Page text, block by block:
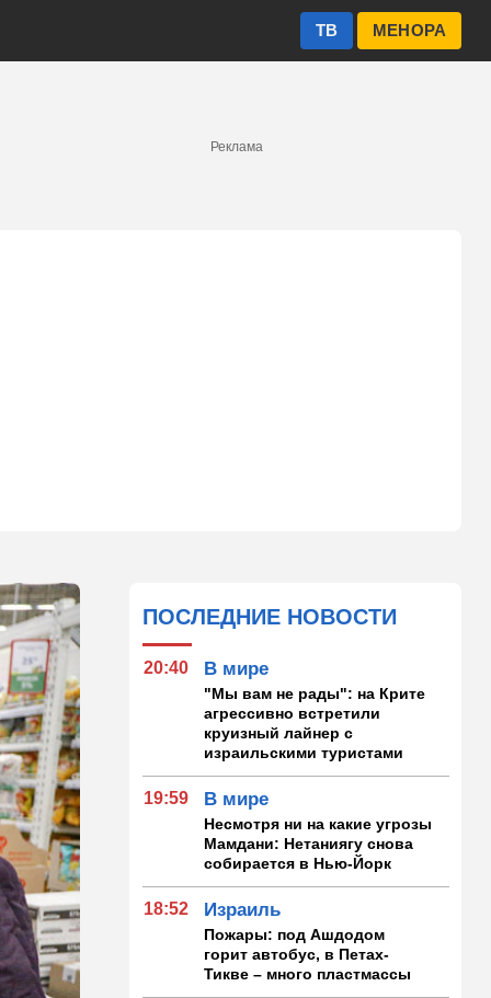
МЕНОРА
ТВ
Реклама
ПОСЛЕДНИЕ НОВОСТИ
20:40 В мире
"Мы вам не рады": на Крите
агрессивно встретили
круизный лайнер с
израильскими туристами
19:59 В мире
Несмотря ни на какие угрозы
Мамдани: Нетаниягу снова
собирается в Нью-Йорк
18:52 Израиль
Пожары: под Ашдодом
горит автобус, в Петах-
Тикве – много пластмассы